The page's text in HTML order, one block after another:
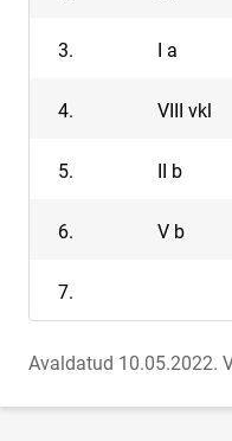
3. I a
4. VIII vkl
5. II b
6. V b
7.
Avaldatud 10.05.2022.